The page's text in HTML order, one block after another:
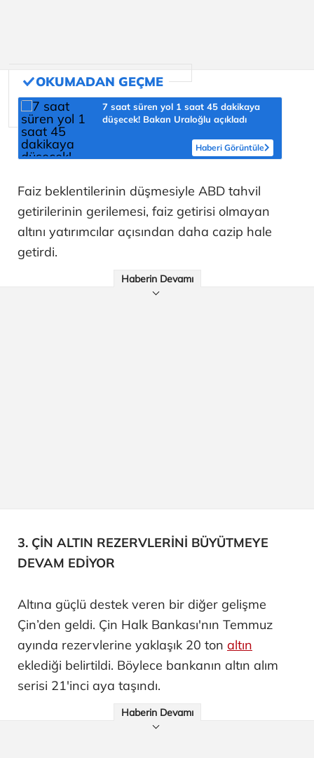
7 saat süren yol 1 saat 45 dakikaya
düşecek! Bakan Uraloğlu açıkladı
Haberi Görüntüle
Faiz beklentilerinin düşmesiyle ABD tahvil
getirilerinin gerilemesi, faiz getirisi olmayan
altını yatırımcılar açısından daha cazip hale
getirdi.
Haberin Devamı
3. ÇİN ALTIN REZERVLERİNİ BÜYÜTMEYE
DEVAM EDİYOR
Altına güçlü destek veren bir diğer gelişme
Çin’den geldi. Çin Halk Bankası'nın Temmuz
ayında rezervlerine yaklaşık 20 ton altın
eklediği belirtildi. Böylece bankanın altın alım
serisi 21'inci aya taşındı.
Haberin Devamı